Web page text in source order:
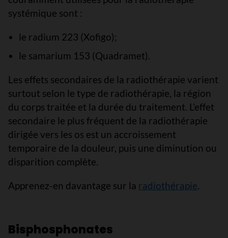
systémique sont :
le radium 223 (Xofigo);
le samarium 153 (Quadramet).
Les effets secondaires de la radiothérapie varient
surtout selon le type de radiothérapie, la région
du corps traitée et la durée du traitement. L’effet
secondaire le plus fréquent de la radiothérapie
dirigée vers les os est un accroissement
temporaire de la douleur, puis une diminution ou
disparition complète.
Apprenez-en davantage sur la radiothérapie.
Bisphosphonates